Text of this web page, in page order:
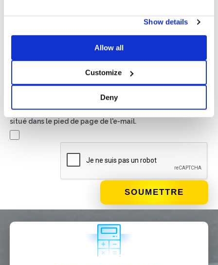
Show details
Allow all
Customize
Deny
J'autorise le traitement de mes données conformément
aux dispositions de lapolitique de confidentialité
Newsletter
En cochant cette case, vous acceptez de recevoir du
matériel publicitaire sur les produits et services fournis par
Basic S.B.R.L. par le biais de newsletters. Vous pouvez vous
désinscrire à tout moment en cliquant sur le lien approprié
situé dans le pied de page de l'e-mail.
Installateur
Designer